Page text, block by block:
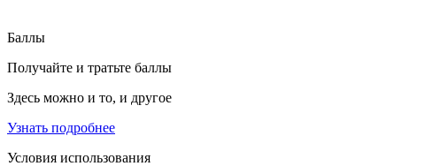
Баллы
Получайте и тратьте баллы
Здесь можно и то, и другое
Узнать подробнее
Условия использования